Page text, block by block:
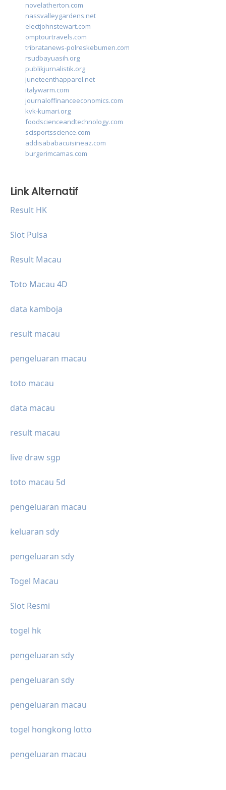
novelatherton.com
nassvalleygardens.net
electjohnstewart.com
omptourtravels.com
tribratanews-polreskebumen.com
rsudbayuasih.org
publikjurnalistik.org
juneteenthapparel.net
italywarm.com
journaloffinanceeconomics.com
kvk-kumari.org
foodscienceandtechnology.com
scisportsscience.com
addisababacuisineaz.com
burgerimcamas.com
Link Alternatif
Result HK
Slot Pulsa
Result Macau
Toto Macau 4D
data kamboja
result macau
pengeluaran macau
toto macau
data macau
result macau
live draw sgp
toto macau 5d
pengeluaran macau
keluaran sdy
pengeluaran sdy
Togel Macau
Slot Resmi
togel hk
pengeluaran sdy
pengeluaran sdy
pengeluaran macau
togel hongkong lotto
pengeluaran macau